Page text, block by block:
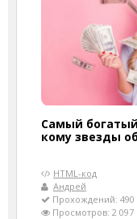
Самый
кому звезды
HTML-код
Андрей
Прохождений: 490
Просмотров: 2 097